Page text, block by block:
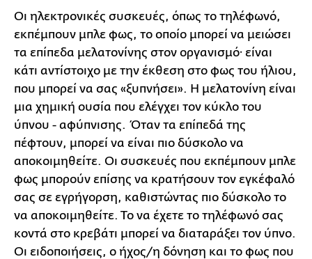
Οι ηλεκτρονικές συσκευές, όπως το τηλέφωνό,
εκπέμπουν μπλε φως, το οποίο μπορεί να μειώσει
τα επίπεδα μελατονίνης στον οργανισμό· είναι
κάτι αντίστοιχο με την έκθεση στο φως του ήλιου,
που μπορεί να σας «ξυπνήσει». Η μελατονίνη είναι
μια χημική ουσία που ελέγχει τον κύκλο του
ύπνου - αφύπνισης. Όταν τα επίπεδά της
πέφτουν, μπορεί να είναι πιο δύσκολο να
αποκοιμηθείτε. Οι συσκευές που εκπέμπουν μπλε
φως μπορούν επίσης να κρατήσουν τον εγκέφαλό
σας σε εγρήγορση, καθιστώντας πιο δύσκολο το
να αποκοιμηθείτε. Το να έχετε το τηλέφωνό σας
κοντά στο κρεβάτι μπορεί να διαταράξει τον ύπνο.
Οι ειδοποιήσεις, ο ήχος/η δόνηση και το φως που